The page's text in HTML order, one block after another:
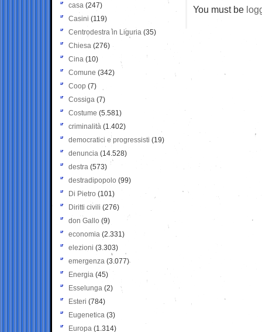
You must be
casa (247)
Casini (119)
Centrodestra in Liguria (35)
Chiesa (276)
Cina (10)
Comune (342)
Coop (7)
Cossiga (7)
Costume (5.581)
criminalità (1.402)
democratici e progressisti (19)
denuncia (14.528)
destra (573)
destradipopolo (99)
Di Pietro (101)
Diritti civili (276)
don Gallo (9)
economia (2.331)
elezioni (3.303)
emergenza (3.077)
Energia (45)
Esselunga (2)
Esteri (784)
Eugenetica (3)
Europa (1.314)